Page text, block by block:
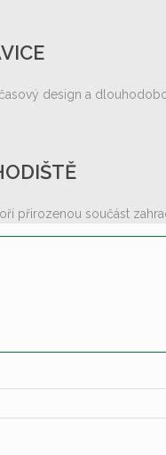
design a
přirozenou součást